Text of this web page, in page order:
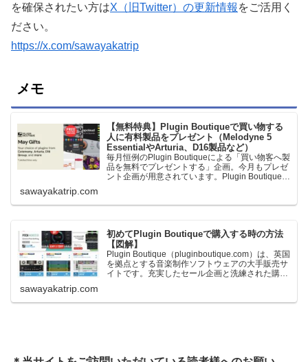
を確保されたい方はX（旧Twitter）の更新情報 をご活用く
ださい。
https://x.com/sawayakatrip
メモ
【無料特典】Plugin Boutiqueで買い物する
人に有料製品をプレゼント（Melodyne 5
EssentialやArturia、D16製品など）
毎月恒例のPlugin Boutiqueによる「買い物客へ製
品を無料でプレゼントする」企画。今月もプレゼ
ント企画が用意されています。Plugin Boutiqueで
ます。＊無料配布終了予定日：日本時間：
sawayakatrip.com
初めてPlugin Boutiqueで購入する時の方法
【図解】
Plugin Boutique（pluginboutique.com）は、英国
を拠点とする音楽制作ソフトウェアの大手販売サ
イトです。充実したセール企画と洗練された購入
に知っておきたいこと価格表示に…
sawayakatrip.com